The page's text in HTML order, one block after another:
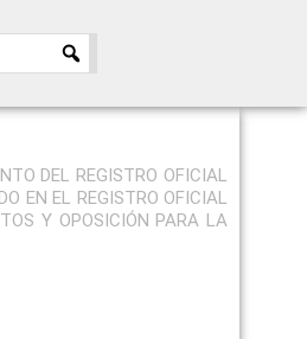
DEL REGISTRO OFICIAL
EN EL REGISTRO OFICIAL
Y OPOSICIÓN PARA LA